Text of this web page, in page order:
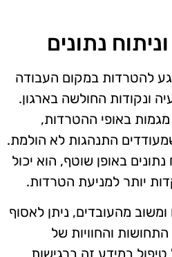
נתונים
להטרדות במקום העבודה
ונקודות החולשה בארגון.
מגמות באופי ההטרדות,
התנהגות לא הולמת.
באופן שוטף, הוא יכול
יותר למניעת הטרדות.
מהעובדים, ניתן לאסוף
והחוויות של